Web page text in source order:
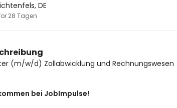
DE
28 Tagen
(m/w/d) Zollabwicklung und Rechnungswesen
bei JobImpulse!